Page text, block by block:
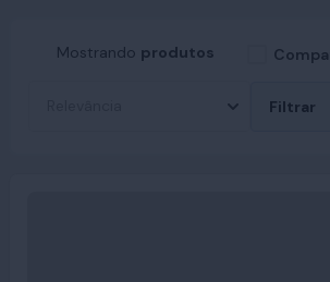
Mostrando produtos
Filtrar